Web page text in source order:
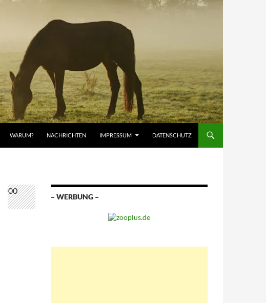
WARUM? NACHRICHTEN IMPRESSUM DATENSCHUTZ
– WERBUNG –